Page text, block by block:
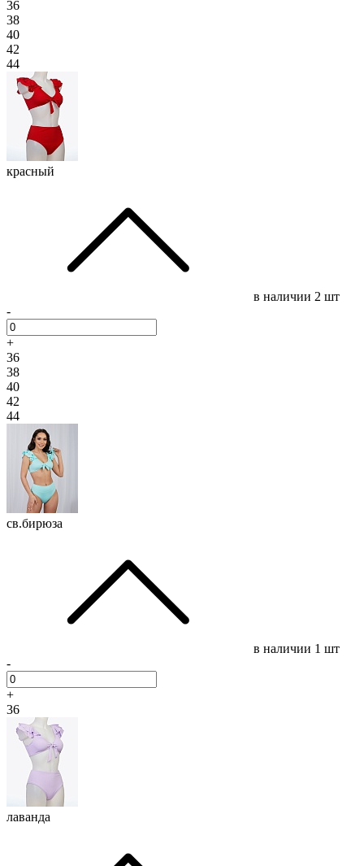
36
38
40
42
44
красный
в наличии 2 шт
-
+
36
38
40
42
44
св.бирюза
в наличии 1 шт
-
+
36
лаванда